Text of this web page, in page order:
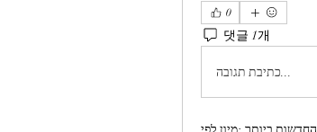
0
댓글 1개
כתיבת תגובה...